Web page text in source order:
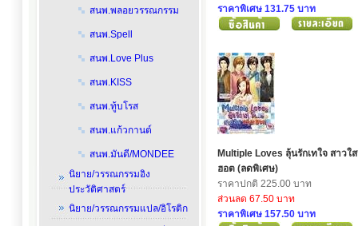
สนพ.พลอยวรรณกรรม
สนพ.Spell
สนพ.Love Plus
สนพ.KISS
สนพ.ทู้บโรส
สนพ.แก้วกานต์
สนพ.มันดี/MONDEE
นิยาย/วรรณกรรมอิง
ประวัติศาสตร์
นิยาย/วรรณกรรมแปล/อิโรติก
ราคาพิเศษ 131.75 บาท
Multiple Loves ลุ้นรักเทใจ สาวใ
ฮอต (ลดพิเศษ)
ราคาปกติ 225.00 บาท
ส่วนลด 67.50 บาท
ราคาพิเศษ 157.50 บาท